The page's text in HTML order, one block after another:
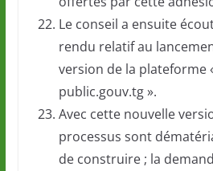
Le conseil a ensuite
rendu relatif au
version de la plateforme
public.gouv.tg ».
Avec cette nouvelle
processus sont
de construire ; la